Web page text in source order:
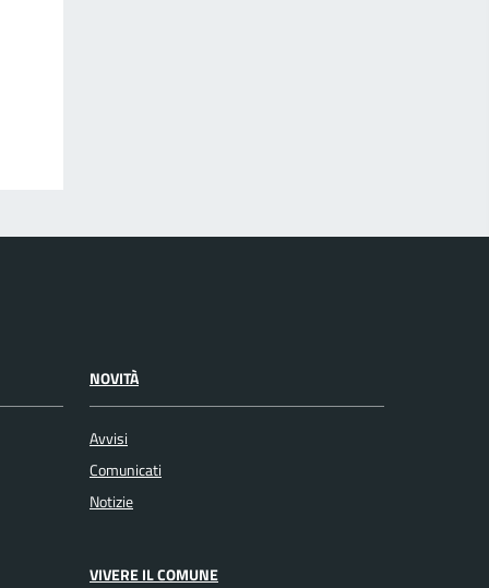
NOVITÀ
Avvisi
Comunicati
Notizie
VIVERE IL COMUNE